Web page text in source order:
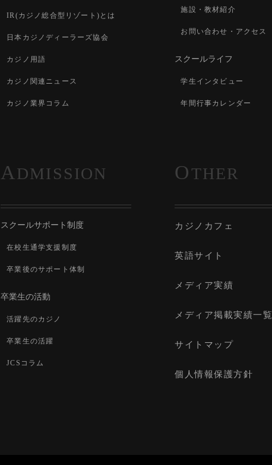
IR(カジノ総合型リゾート)とは
日本カジノディーラーズ協会
カジノ用語
カジノ関連ニュース
カジノ業界コラム
施設・教材紹介
お問い合わせ・アクセス
スクールライフ
学生インタビュー
年間行事カレンダー
A DMISSION
スクールサポート制度
在校生通学支援制度
卒業後のサポート体制
卒業生の活動
活躍先のカジノ
卒業生の活躍
JCSコラム
OTHER
カジノカフェ
英語サイト
メディア実績
メディア掲載実績一覧
サイトマップ
個人情報保護方針